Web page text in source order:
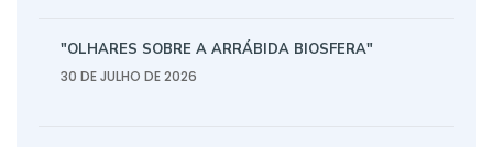
"OLHARES SOBRE A ARRÁBIDA BIOSFERA"
30 DE JULHO DE 2026